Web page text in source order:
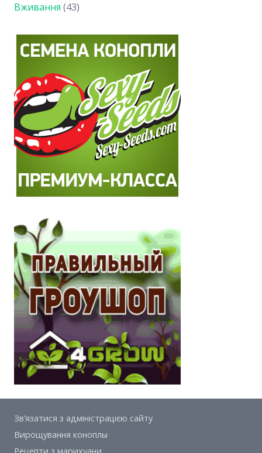
Вживання (43)
Зв’язатися з адміністрацією сайту
Вирощування коноплы